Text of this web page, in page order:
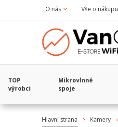
O nás Vše o nákupu
TOP
výrobci
Mikrovlnné
spoje
Hlavní strana Kamery